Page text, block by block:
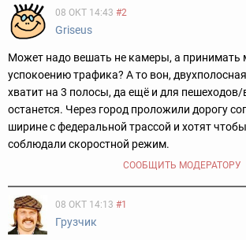
08 ОКТ 14:43 #2
Griseus
Может надо вешать не камеры, а принимать
успокоению трафика? А то вон,
хватит на 3 полосы, да ещё и для пешеходов/
останется. Через город проложили дорогу
ширине с федеральной трассой и хотят
соблюдали скоростной режим.
СООБЩИТЬ МОДЕРАТОРУ
08 ОКТ 14:13 #1
Грузчик